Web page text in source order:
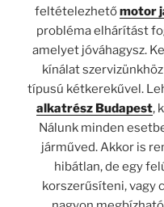
feltételezhetőmotor
probléma elhárítást
amelyet jóváhagysz.
kínálat
típusú kétkerekűvel.
alkatrész Budapest,
Nálunk minden
járműved. Akkor is
hibátlan, de egy
korszerűsíteni, vagy